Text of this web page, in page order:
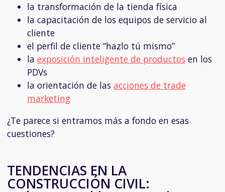
la transformación de la tienda física
la capacitación de los equipos de servicio al
cliente
el perfil de cliente “hazlo tú mismo”
la exposición inteligente de productos en los
PDVs
la orientación de las acciones de trade
marketing
¿Te parece si entramos más a fondo en esas
cuestiones?
TENDENCIAS EN LA
CONSTRUCCIÓN CIVIL: